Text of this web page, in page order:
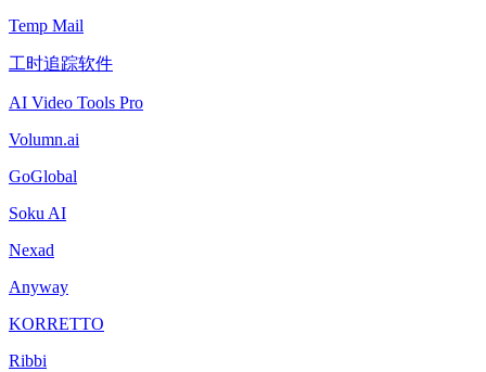
Temp Mail
工时追踪软件
AI Video Tools Pro
Volumn.ai
GoGlobal
Soku AI
Nexad
Anyway
KORRETTO
Ribbi